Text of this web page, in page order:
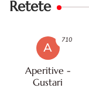
Retete
A
Aperitive -
Gustari
710